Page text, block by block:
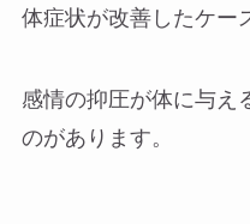
体症状が改善したケー
感情の抑圧が体に与え
のがあります。